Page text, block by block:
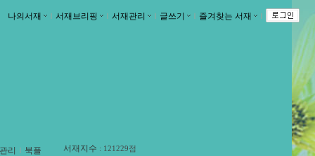
나의서재 ｌ 서재브리핑 ｌ 서재관리 ｌ 글쓰기 ｌ 즐겨찾는 서재 ｌ
리 ｌ 북플 서재지수 : 121229점